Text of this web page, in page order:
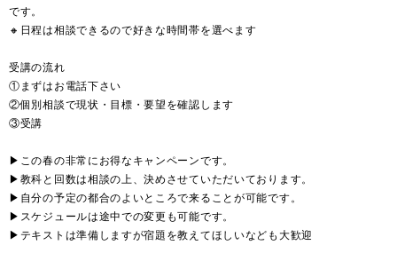
です。
🔸日程は相談できるので好きな時間帯を選べます
受講の流れ
①まずはお電話下さい
②個別相談で現状・目標・要望を確認します
③受講
▶この春の非常にお得なキャンペーンです。
▶教科と回数は相談の上、決めさせていただいております。
▶自分の予定の都合のよいところで来ることが可能です。
▶スケジュールは途中での変更も可能です。
▶テキストは準備しますが宿題を教えてほしいなども大歓迎